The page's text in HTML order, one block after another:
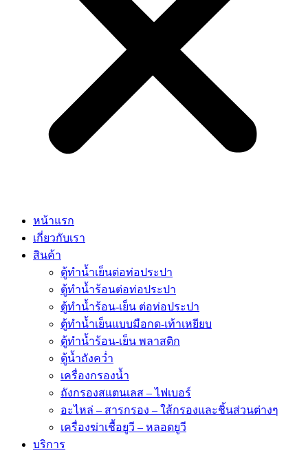
หน้าแรก
เกี่ยวกับเรา
สินค้า
ตู้ทำน้ำเย็นต่อท่อประปา
ตู้ทำน้ำร้อนต่อท่อประปา
ตู้ทำน้ำร้อน-เย็น ต่อท่อประปา
ตู้ทำน้ำเย็นแบบมือกด-เท้าเหยียบ
ตู้ทำน้ำร้อน-เย็น พลาสติก
ตู้น้ำถังคว่ำ
เครื่องกรองน้ำ
ถังกรองสแตนเลส – ไฟเบอร์
อะไหล่ – สารกรอง – ใส้กรองและชิ้นส่วนต่างๆ
เครื่องฆ่าเชื้อยูวี – หลอดยูวี
บริการ